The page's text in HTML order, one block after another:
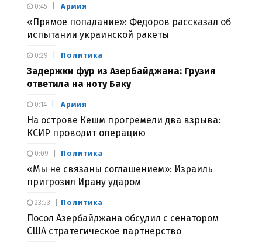
Армия
«Прямое попадание»: Федоров рассказал об
испытании украинской ракеты
0:45
Политика
Задержки фур из Азербайджана: Грузия
ответила на ноту Баку
0:29
Армия
На острове Кешм прогремели два взрыва:
КСИР проводит операцию
0:14
Политика
«Мы не связаны соглашением»: Израиль
пригрозил Ирану ударом
0:09
Политика
Посол Азербайджана обсудил с сенатором
США стратегическое партнерство
23:53